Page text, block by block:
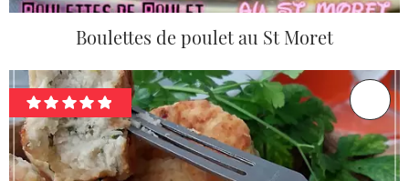
Boulettes de poulet au St Moret